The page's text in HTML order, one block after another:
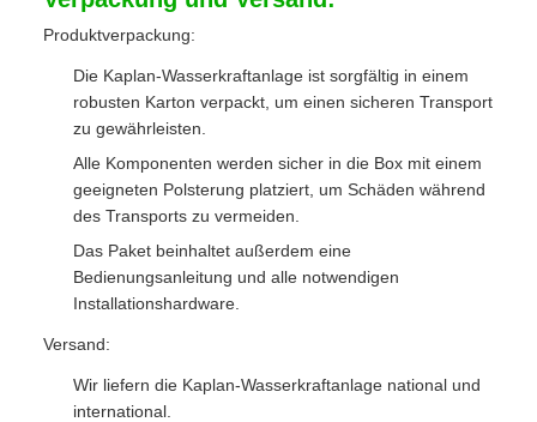
Produktverpackung:
Die Kaplan-Wasserkraftanlage ist sorgfältig in einem
robusten Karton verpackt, um einen sicheren Transport
zu gewährleisten.
Alle Komponenten werden sicher in die Box mit einem
geeigneten Polsterung platziert, um Schäden während
des Transports zu vermeiden.
Das Paket beinhaltet außerdem eine
Bedienungsanleitung und alle notwendigen
Installationshardware.
Versand:
Wir liefern die Kaplan-Wasserkraftanlage national und
international.